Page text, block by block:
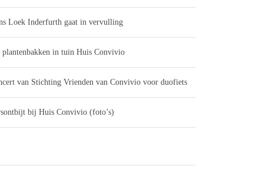
Loek Inderfurth gaat in vervulling
plantenbakken in tuin Huis Convivio
van Stichting Vrienden van Convivio voor duofiets
bij Huis Convivio (foto’s)